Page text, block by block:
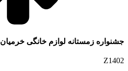
جشنواره زمستانه لوازم خانگی خرمیان
Z1402